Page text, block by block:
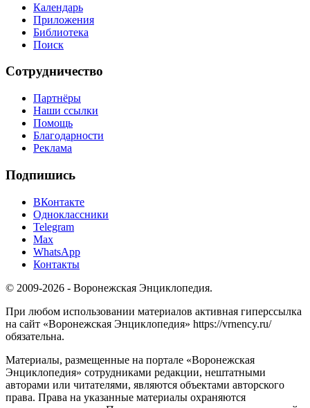
Календарь
Приложения
Библиотека
Поиск
Сотрудничество
Партнёры
Наши ссылки
Помощь
Благодарности
Реклама
Подпишись
ВКонтакте
Одноклассники
Telegram
Max
WhatsApp
Контакты
© 2009-2026 - Воронежская Энциклопедия.
При любом использовании материалов активная гиперссылка
на сайт «Воронежская Энциклопедия» https://vrnency.ru/
обязательна.
Материалы, размещенные на портале «Воронежская
Энциклопедия» сотрудниками редакции, нештатными
авторами или читателями, являются объектами авторского
права. Права на указанные материалы охраняются